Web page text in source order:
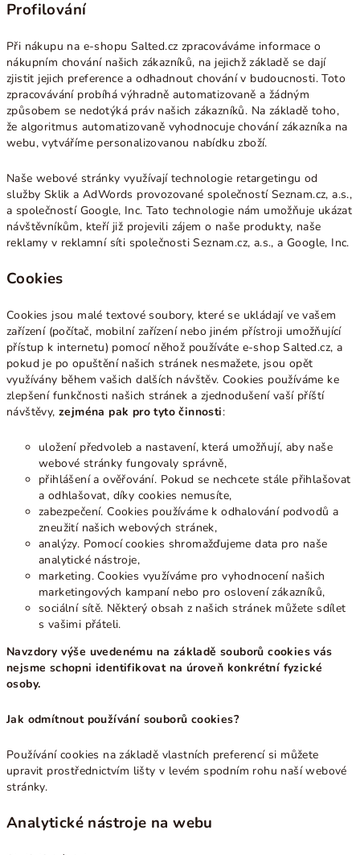
Profilování
Při nákupu na e-shopu Salted.cz zpracováváme informace o
nákupním chování našich zákazníků, na jejichž základě se dají
zjistit jejich preference a odhadnout chování v budoucnosti. Toto
zpracovávání probíhá výhradně automatizovaně a žádným
způsobem se nedotýká práv našich zákazníků. Na základě toho,
že algoritmus automatizovaně vyhodnocuje chování zákazníka na
webu, vytváříme personalizovanou nabídku zboží.
Naše webové stránky využívají technologie retargetingu od
služby Sklik a AdWords provozované společností Seznam.cz, a.s.,
a společností Google, Inc. Tato technologie nám umožňuje ukázat
návštěvníkům, kteří již projevili zájem o naše produkty, naše
reklamy v reklamní síti společnosti Seznam.cz, a.s., a Google, Inc.
Cookies
Cookies jsou malé textové soubory, které se ukládají ve vašem
zařízení (počítač, mobilní zařízení nebo jiném přístroji umožňující
přístup k internetu) pomocí něhož používáte e-shop Salted.cz, a
pokud je po opuštění našich stránek nesmažete, jsou opět
využívány během vašich dalších návštěv. Cookies používáme ke
zlepšení funkčnosti našich stránek a zjednodušení vaší příští
návštěvy,zejména pak pro tyto činnosti:
uložení předvoleb a nastavení, která umožňují, aby naše
webové stránky fungovaly správně,
přihlášení a ověřování. Pokud se nechcete stále přihlašovat
a odhlašovat, díky cookies nemusíte,
zabezpečení. Cookies používáme k odhalování podvodů a
zneužití našich webových stránek,
analýzy. Pomocí cookies shromažďujeme data pro naše
analytické nástroje,
marketing. Cookies využíváme pro vyhodnocení našich
marketingových kampaní nebo pro oslovení zákazníků,
sociální sítě. Některý obsah z našich stránek můžete sdílet
s vašimi přáteli.
Navzdory výše uvedenému na základě souborů cookies vás
nejsme schopni identifikovat na úroveň konkrétní fyzické
osoby.
Jak odmítnout používání souborů cookies?
Používání cookies na základě vlastních preferencí si můžete
upravit prostřednictvím lišty v levém spodním rohu naší webové
stránky.
Analytické nástroje na webu